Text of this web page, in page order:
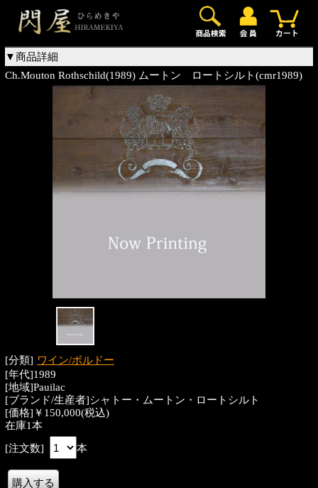
▼商品詳細
Ch.Mouton Rothschild(1989) ムートン ロートシルト(cmr1989)
[分類] ワイン/ボルドー
[年代]1989
[地域]Pauilac
[ブランド/生産者]シャトー・ムートン・ロートシルト
[価格]￥150,000(税込)
在庫1本
[注文数]
本